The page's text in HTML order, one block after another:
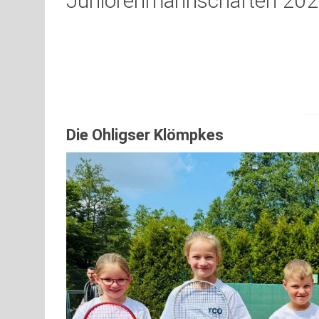
Die Ohligser Klömpkes